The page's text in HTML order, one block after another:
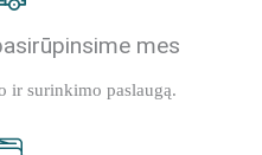
mes
ir surinkimo paslaugą.